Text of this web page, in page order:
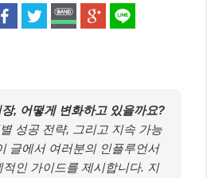
, 어떻게 변화하고 있을까요?
성공 전략, 그리고 지속 가능
글에서 여러분의 인플루언서
인 가이드를 제시합니다. 지